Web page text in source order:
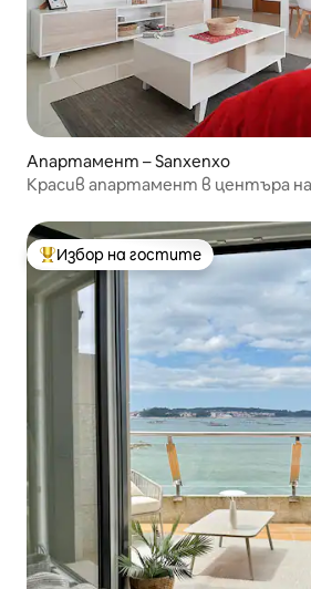
Апартамент – Sanxenxo
Красив апартамент в центъра
Най-популярен избор на гостите
Избор на гостите